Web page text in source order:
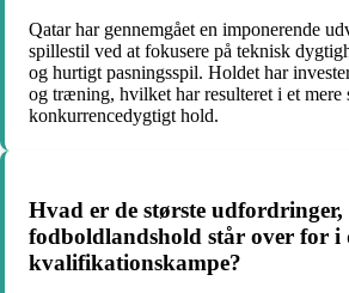
Qatar har gennemgået en imponerende
spillestil ved at fokusere på teknisk
og hurtigt pasningsspil. Holdet har
og træning, hvilket har resulteret i et mere
konkurrencedygtigt hold.
Hvad er de største udfordringer,
fodboldlandshold står over for i
kvalifikationskampe?